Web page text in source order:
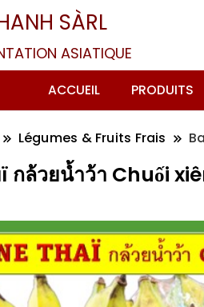
SÀRL
ASIATIQUE
ACCUEIL PRODUITS
Légumes & Fruits Frais
กล้วยน้ำว้า Chuối